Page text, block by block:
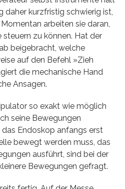
daher kurzfristig schwierig ist,
arbeiten sie daran,
zu können. Hat der
beigebracht, welche
auf den Befehl »Zieh
die mechanische Hand
Ansagen.
so exakt wie möglich
seine Bewegungen
das Endoskop anfangs erst
bewegt werden muss, das
ausführt, sind bei der
Bewegungen gefragt.